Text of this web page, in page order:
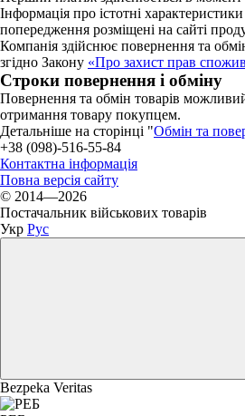
Інформація про істотні
попередження розміщені на сайті
Компанія здійснює повернення та
згідно Закону «Про захист прав
Строки повернення і обміну
Повернення та обмін товарів
отримання товару покупцем.
Детальніше на сторінці "Обмін та
+38 (098)-516-55-84
Контактна інформація
Повна версія сайту
© 2014—2026
Постачальник військових товарів
Укр Рус
Bezpeka Veritas